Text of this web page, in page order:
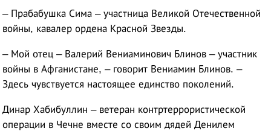
– Прабабушка Сима – участница Великой Отечественной
войны, кавалер ордена Красной Звезды.
– Мой отец – Валерий Вениаминович Блинов – участник
войны в Афганистане, – говорит Вениамин Блинов. –
Здесь чувствуется настоящее единство поколений.
Динар Хабибуллин – ветеран контртеррористической
операции в Чечне вместе со своим дядей Денилем